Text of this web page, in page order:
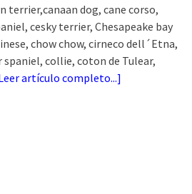
terrier,canaan dog, cane corso,
cesky terrier, Chesapeake bay
chow chow, cirneco dell´Etna,
collie, coton de Tulear,
artículo completo...]